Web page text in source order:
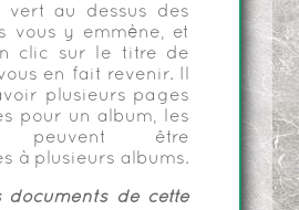
vert au dessus des
vous y emmène, et
clic sur le titre de
en fait revenir. Il
plusieurs pages
pour un album, les
peuvent être
à plusieurs albums.
documents de cette